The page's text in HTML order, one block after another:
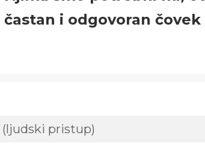
i odgovoran čovek
pristup)